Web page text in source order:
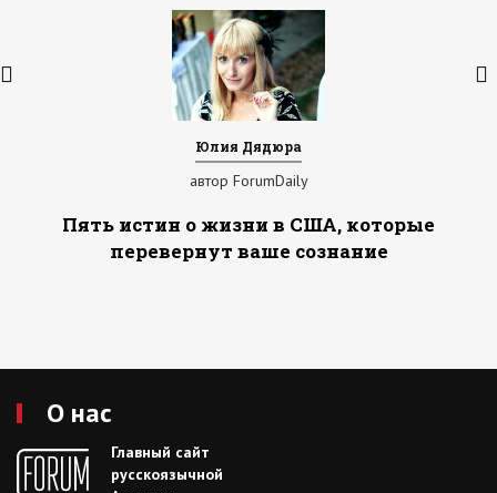
Юлия Дядюра
автор ForumDaily
Пять истин о жизни в США, которые
перевернут ваше сознание
О нас
Главный сайт
русскоязычной